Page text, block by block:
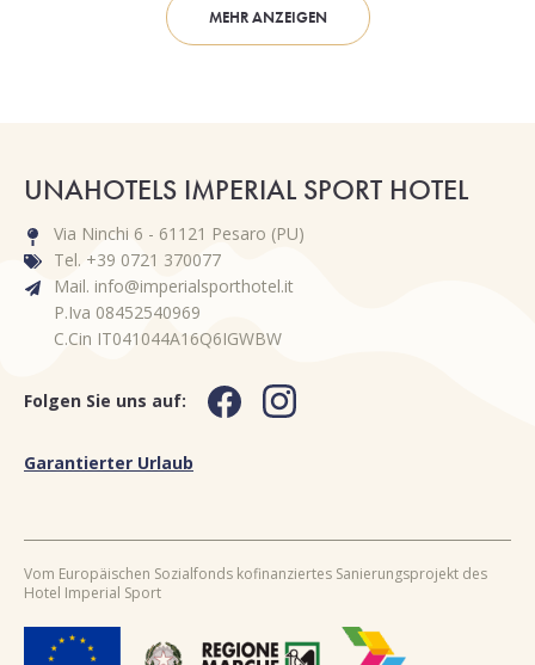
MEHR ANZEIGEN
UNAHOTELS IMPERIAL SPORT HOTEL
Via Ninchi 6 - 61121 Pesaro (PU)
Tel. +39 0721 370077
Mail. info@imperialsporthotel.it
P.Iva 08452540969
C.Cin IT041044A16Q6IGWBW
Folgen Sie uns auf:
Garantierter Urlaub
Vom Europäischen Sozialfonds kofinanziertes Sanierungsprojekt des
Hotel Imperial Sport